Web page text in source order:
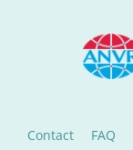
Contact FAQ